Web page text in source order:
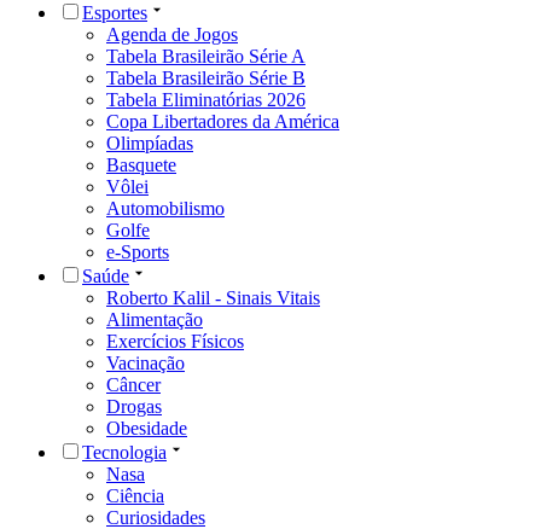
Esportes
Agenda de Jogos
Tabela Brasileirão Série A
Tabela Brasileirão Série B
Tabela Eliminatórias 2026
Copa Libertadores da América
Olimpíadas
Basquete
Vôlei
Automobilismo
Golfe
e-Sports
Saúde
Roberto Kalil - Sinais Vitais
Alimentação
Exercícios Físicos
Vacinação
Câncer
Drogas
Obesidade
Tecnologia
Nasa
Ciência
Curiosidades